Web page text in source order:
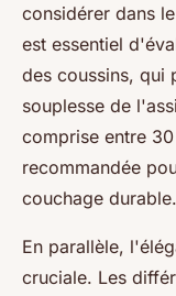
considérer dans
est essentiel
des coussins, qui
souplesse de
comprise entre
recommandée
couchage durable.
En parallèle,
cruciale. Les